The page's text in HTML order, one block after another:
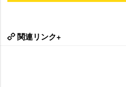
関連リンク+